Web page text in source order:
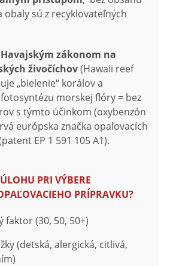
sú z recyklovateľných
Havajským zákonom na
živočíchov(Hawaii reef
„bielenie“ korálov a
morskej flóry = bez
s týmto účinkom (oxybenzón
európska značka opaľovacích
EP 1 591 105 A1).
PRI VÝBERE
PRÍPRAVKU?
faktor (30, 50, 50+)
(detská, alergická, citlivá,